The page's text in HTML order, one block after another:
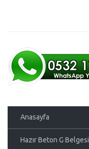
Anasayfa
Hazır Beton G Belgesi